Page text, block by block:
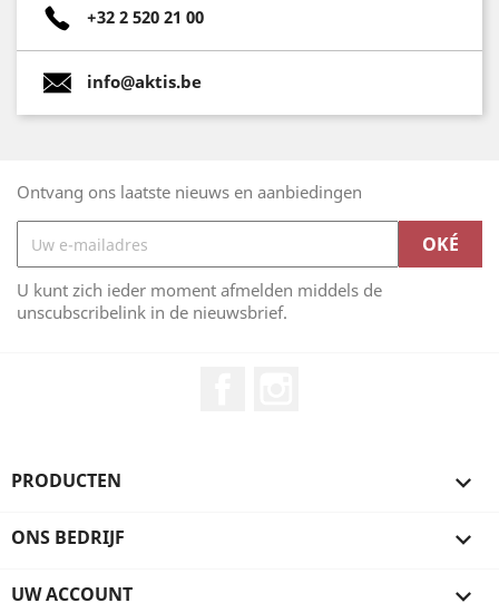
+32 2 520 21 00
info@aktis.be
Ontvang ons laatste nieuws en aanbiedingen
U kunt zich ieder moment afmelden middels de
unscubscribelink in de nieuwsbrief.
PRODUCTEN 
ONS BEDRIJF 
UW ACCOUNT